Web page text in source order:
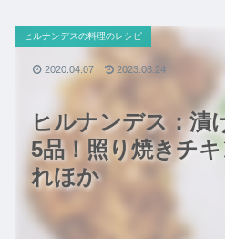
ヒルナンデス：漬
5品！照り焼きチ
れほか
ヒルナンデスの料理のレシピ
2020.04.07 2023.08.24